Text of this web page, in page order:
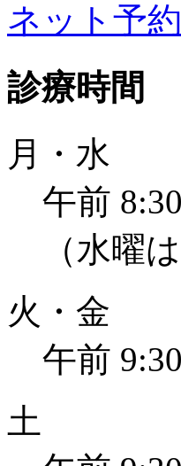
ネット予
診療時間
月・水
午前
（水曜
火・金
午前
土